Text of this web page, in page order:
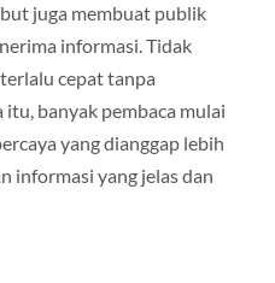
juga membuat publik
informasi. Tidak
cepat tanpa
itu, banyak pembaca mulai
yang dianggap lebih
informasi yang jelas dan